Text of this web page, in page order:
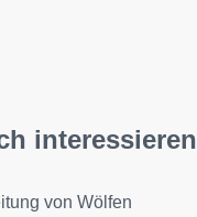
interessieren
von Wölfen